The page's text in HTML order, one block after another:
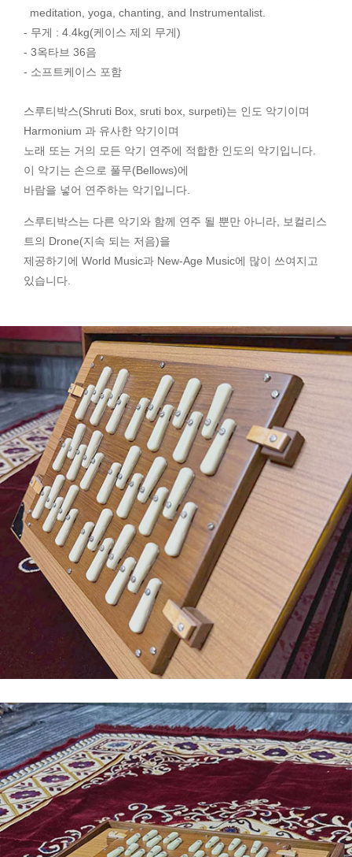
meditation, yoga, chanting, and Instrumentalist.
- 무게 : 4.4kg(케이스 제외 무게)
- 3옥타브 36음
- 소프트케이스 포함
스루티박스(Shruti Box, sruti box, surpeti)는 인도 악기이며
Harmonium 과 유사한 악기이며
노래 또는 거의 모든 악기 연주에 적합한 인도의 악기입니다.
이 악기는 손으로 풀무(Bellows)에
바람을 넣어 연주하는 악기입니다.
스루티박스는 다른 악기와 함께 연주 될 뿐만 아니라, 보컬리스
트의 Drone(지속 되는 저음)을
제공하기에 World Music과 New-Age Music에 많이 쓰여지고
있습니다.